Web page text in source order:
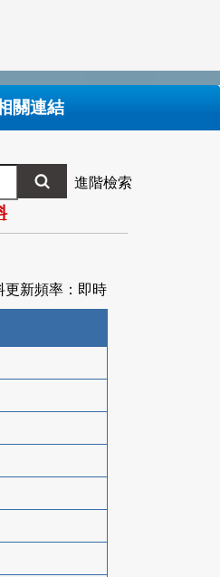
關連結
進階檢索
更新頻率：即時